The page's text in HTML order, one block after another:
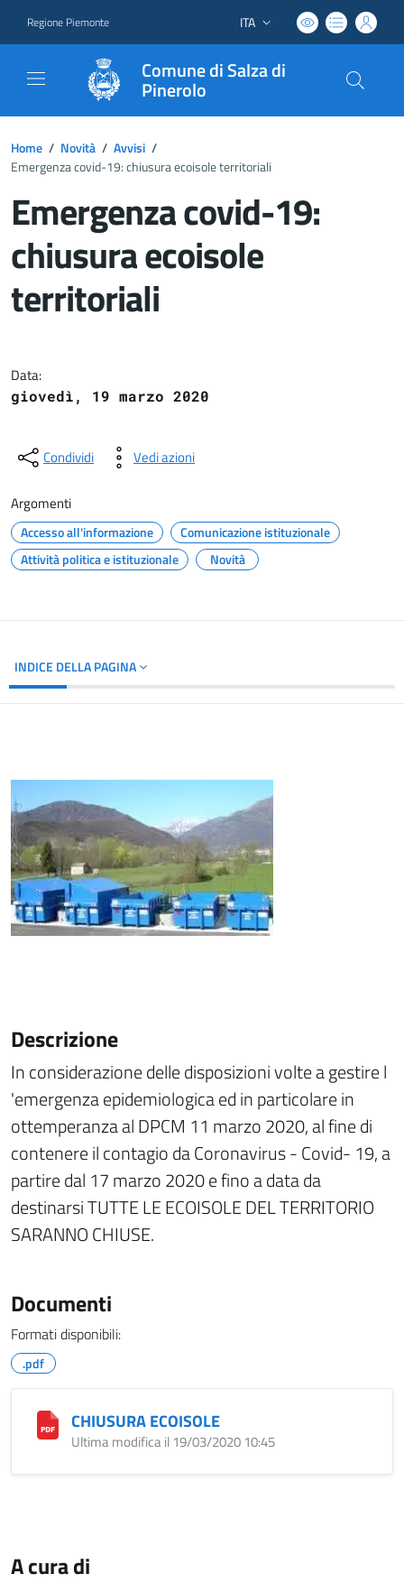
Regione Piemonte Lingua attiva:
ITA
Comune di Salza di
Pinerolo
Home / Novità / Avvisi /
Emergenza covid-19: chiusura ecoisole territoriali
Emergenza covid-19:
chiusura ecoisole
territoriali
Data:
giovedì, 19 marzo 2020
Condividi Vedi azioni
Argomenti
Accesso all'informazione
Comunicazione istituzionale
Attività politica e istituzionale
Novità
INDICE DELLA PAGINA
Descrizione
In considerazione delle disposizioni volte a gestire l
'emergenza epidemiologica ed in particolare in
ottemperanza al DPCM 11 marzo 2020, al fine di
contenere il contagio da Coronavirus - Covid- 19, a
partire dal 17 marzo 2020 e fino a data da
destinarsi TUTTE LE ECOISOLE DEL TERRITORIO
SARANNO CHIUSE.
Documenti
Formati disponibili:
.pdf
CHIUSURA ECOISOLE
Ultima modifica il 19/03/2020 10:45
A cura di